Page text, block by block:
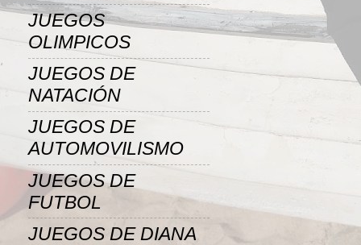
JUEGOS
OLIMPICOS
JUEGOS DE
NATACIÓN
JUEGOS DE
AUTOMOVILISMO
JUEGOS DE
FUTBOL
JUEGOS DE DIANA